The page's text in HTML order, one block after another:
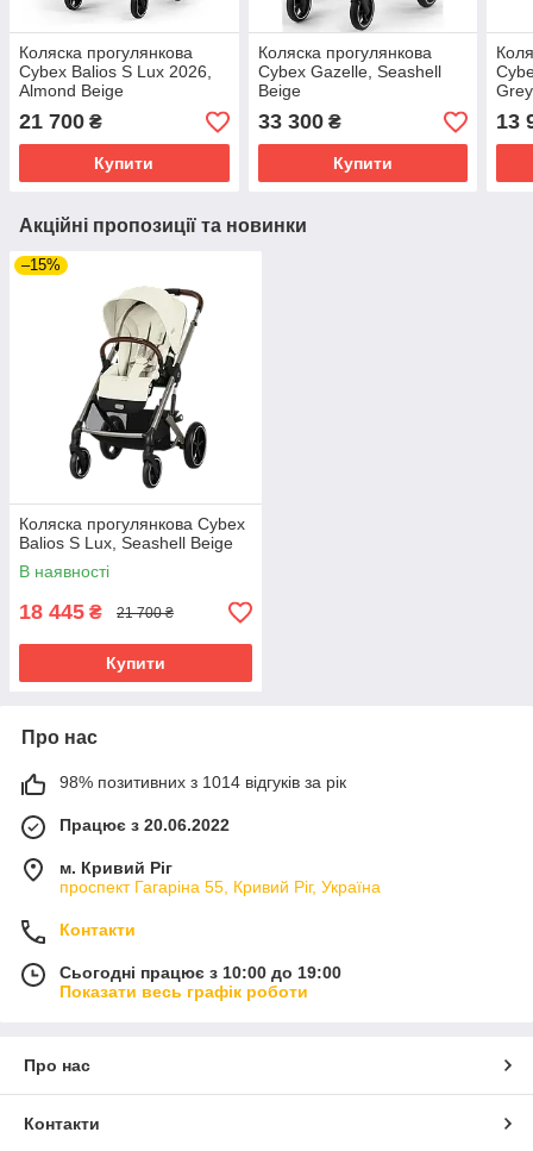
Коляска прогулянкова
Cybex Balios S Lux 2026,
Almond Beige
21 700 ₴
Купити
Коляска прогулянкова
Cybex Gazelle, Seashell
Beige
33 300₴
Купити
13
Акційні пропозиції та новинки
–15%
Коляска прогулянкова Cybex
Balios S Lux, Seashell Beige
В наявності
18 445 ₴ 21 700 ₴
Купити
Про нас
98% позитивних з 1014 відгуків за рік
Працює з 20.06.2022
м. Кривий Ріг
проспект Гагаріна 55, Кривий Ріг, Україна
Контакти
Сьогодні працює з 10:00 до 19:00
Показати весь графік роботи
Про нас
Контакти